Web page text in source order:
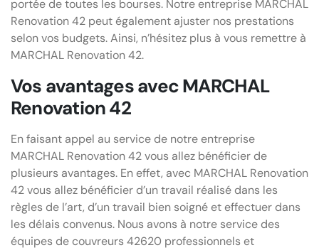
portée de toutes les bourses. Notre entreprise MARCHAL
Renovation 42 peut également ajuster nos prestations
selon vos budgets. Ainsi, n’hésitez plus à vous remettre à
MARCHAL Renovation 42.
Vos avantages avec MARCHAL
Renovation 42
En faisant appel au service de notre entreprise
MARCHAL Renovation 42 vous allez bénéficier de
plusieurs avantages. En effet, avec MARCHAL Renovation
42 vous allez bénéficier d’un travail réalisé dans les
règles de l’art, d’un travail bien soigné et effectuer dans
les délais convenus. Nous avons à notre service des
équipes de couvreurs 42620 professionnels et